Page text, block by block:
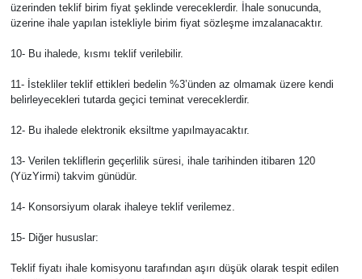
üzerinden teklif birim fiyat şeklinde vereceklerdir. İhale sonucunda,
üzerine ihale yapılan istekliyle birim fiyat sözleşme imzalanacaktır.
10- Bu ihalede, kısmı teklif verilebilir.
11- İstekliler teklif ettikleri bedelin %3’ünden az olmamak üzere kendi
belirleyecekleri tutarda geçici teminat vereceklerdir.
12- Bu ihalede elektronik eksiltme yapılmayacaktır.
13- Verilen tekliflerin geçerlilik süresi, ihale tarihinden itibaren 120
(YüzYirmi) takvim günüdür.
14- Konsorsiyum olarak ihaleye teklif verilemez.
15- Diğer hususlar:
Teklif fiyatı ihale komisyonu tarafından aşırı düşük olarak tespit edilen